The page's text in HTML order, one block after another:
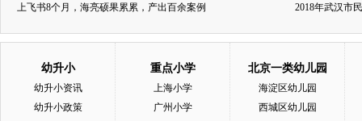
上飞书8个月，海亮硕果累累，产出百余案例
2018年武汉市
幼升小
幼升小资讯
幼升小政策
重点小学
上海小学
广州小学
北京一类幼儿园
海淀区幼儿园
西城区幼儿园